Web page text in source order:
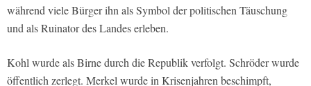
während viele Bürger ihn als Symbol der politischen Täuschung
und als Ruinator des Landes erleben.
Kohl wurde als Birne durch die Republik verfolgt. Schröder wurde
öffentlich zerlegt. Merkel wurde in Krisenjahren beschimpft,